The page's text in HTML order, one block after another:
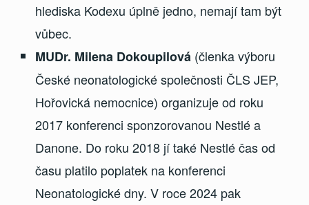
hlediska Kodexu úplně jedno, nemají tam být
vůbec.
MUDr. Milena Dokoupilová (členka výboru
České neonatologické společnosti ČLS JEP,
Hořovická nemocnice) organizuje od roku
2017 konferenci sponzorovanou Nestlé a
Danone. Do roku 2018 jí také Nestlé čas od
času platilo poplatek na konferenci
Neonatologické dny. V roce 2024 pak